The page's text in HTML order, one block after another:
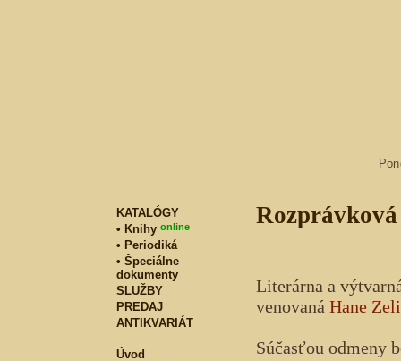
KATALÓGY
• Knihy online
• Periodiká
• Špeciálne
dokumenty
SLUŽBY
PREDAJ
ANTIKVARIÁT
Úvod
Literárna a
venovaná Hane
Súčasťou odmeny